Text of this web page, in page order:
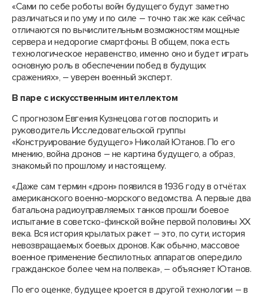
«Сами по себе роботы войн будущего будут заметно
различаться и по уму и по силе – точно так же как сейчас
отличаются по вычислительным возможностям мощные
сервера и недорогие смартфоны. В общем, пока есть
технологическое неравенство, именно оно и будет играть
основную роль в обеспечении побед в будущих
сражениях», – уверен военный эксперт.
В паре с искусственным интеллектом
С прогнозом Евгения Кузнецова готов поспорить и
руководитель Исследовательской группы
«Конструирование будущего» Николай Ютанов. По его
мнению, война дронов – не картина будущего, а образ,
знакомый по прошлому и настоящему.
«Даже сам термин «дрон» появился в 1936 году в отчётах
американского военно-морского ведомства. А первые два
батальона радиоуправляемых танков прошли боевое
испытание в советско-финской войне первой половины XX
века. Вся история крылатых ракет – это, по сути, история
невозвращаемых боевых дронов. Как обычно, массовое
военное применение беспилотных аппаратов опередило
гражданское более чем на полвека», – объясняет Ютанов.
По его оценке, будущее кроется в другой технологии – в